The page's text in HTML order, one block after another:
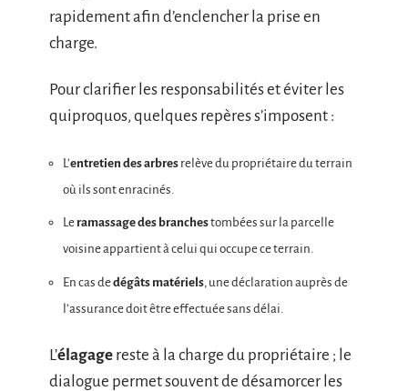
rapidement afin d’enclencher la prise en
charge.
Pour clarifier les responsabilités et éviter les
quiproquos, quelques repères s’imposent :
L’entretien des arbres relève du propriétaire du terrain
où ils sont enracinés.
Le ramassage des branchestombées sur la parcelle
voisine appartient à celui qui occupe ce terrain.
En cas dedégâts matériels, une déclaration auprès de
l’assurance doit être effectuée sans délai.
L’élagage reste à la charge du propriétaire ; le
dialogue permet souvent de désamorcer les